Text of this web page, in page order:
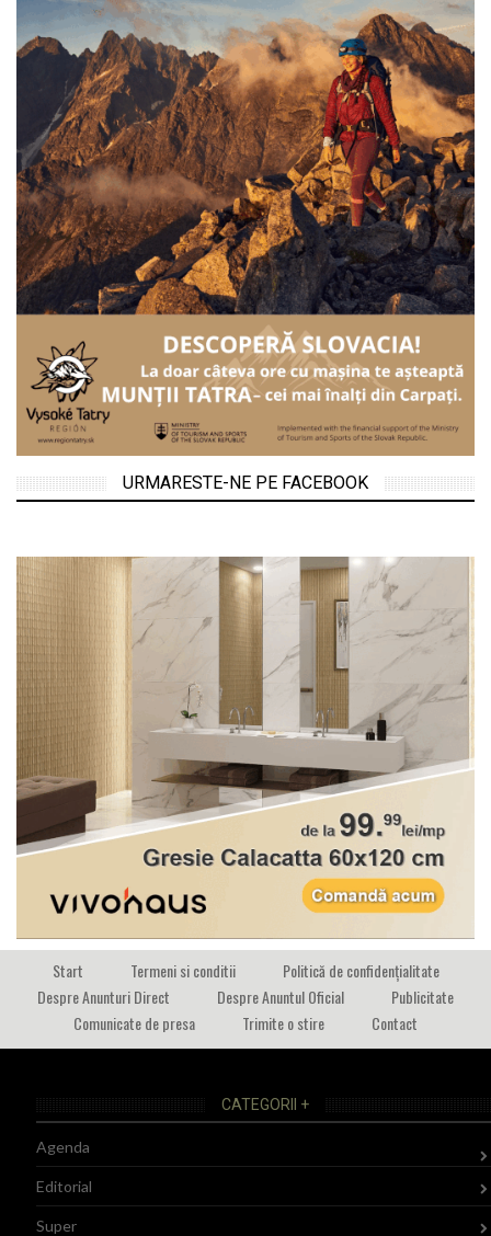
URMARESTE-NE PE FACEBOOK
Start Termeni si conditii
Politică de confidențialitate
Despre Anunturi Direct
Despre Anuntul Oficial
Publicitate
Comunicate de presa
Trimite o stire Contact
CATEGORII +
Agenda
Editorial
Super